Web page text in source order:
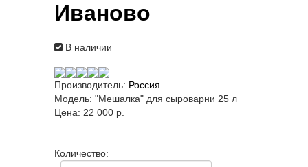
Иваново
В наличии
Производитель: Россия
Модель: "Мешалка" для сыроварни 25 л
Цена: 22 000 p.
Количество: